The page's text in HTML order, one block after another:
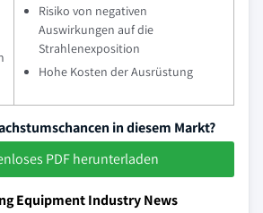
Risiko von negativen
Auswirkungen auf die
Strahlenexposition
Hohe Kosten der Ausrüstung
in diesem Markt?
PDF herunterladen
Equipment Industry News